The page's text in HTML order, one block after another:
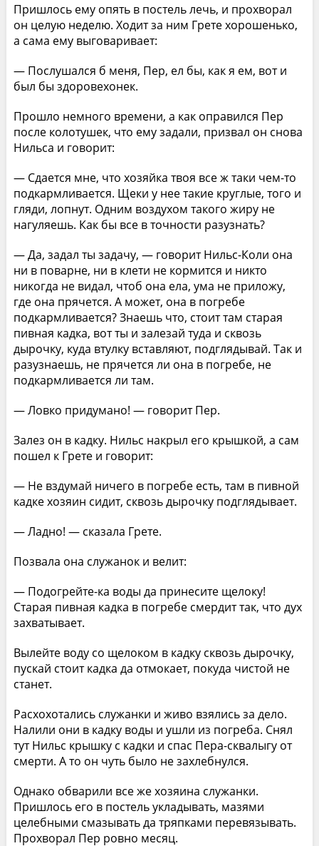
Пришлось ему опять в постель лечь, и прохворал
он целую неделю. Ходит за ним Грете хорошенько,
а сама ему выговаривает:
— Послушался б меня, Пер, ел бы, как я ем, вот и
был бы здоровехонек.
Прошло немного времени, а как оправился Пер
после колотушек, что ему задали, призвал он снова
Нильса и говорит:
— Сдается мне, что хозяйка твоя все ж таки чем-то
подкармливается. Щеки у нее такие круглые, того и
гляди, лопнут. Одним воздухом такого жиру не
нагуляешь. Как бы все в точности разузнать?
— Да, задал ты задачу, — говорит Нильс-Коли она
ни в поварне, ни в клети не кормится и никто
никогда не видал, чтоб она ела, ума не приложу,
где она прячется. А может, она в погребе
подкармливается? Знаешь что, стоит там старая
пивная кадка, вот ты и залезай туда и сквозь
дырочку, куда втулку вставляют, подглядывай. Так и
разузнаешь, не прячется ли она в погребе, не
подкармливается ли там.
— Ловко придумано! — говорит Пер.
Залез он в кадку. Нильс накрыл его крышкой, а сам
пошел к Грете и говорит:
— Не вздумай ничего в погребе есть, там в пивной
кадке хозяин сидит, сквозь дырочку подглядывает.
— Ладно! — сказала Грете.
Позвала она служанок и велит:
— Подогрейте-ка воды да принесите щелоку!
Старая пивная кадка в погребе смердит так, что дух
захватывает.
Вылейте воду со щелоком в кадку сквозь дырочку,
пускай стоит кадка да отмокает, покуда чистой не
станет.
Расхохотались служанки и живо взялись за дело.
Налили они в кадку воды и ушли из погреба. Снял
тут Нильс крышку с кадки и спас Пера-сквалыгу от
смерти. А то он чуть было не захлебнулся.
Однако обварили все же хозяина служанки.
Пришлось его в постель укладывать, мазями
целебными смазывать да тряпками перевязывать.
Прохворал Пер ровно месяц.